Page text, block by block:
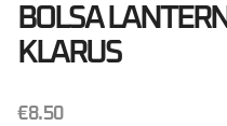
BOLSA
KLARUS
€8.50